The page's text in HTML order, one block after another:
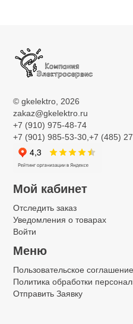
© gkelektro , 2026
zakaz@gkelektro.ru
+7 (910) 975-48-74
+7 (901) 985-53-30,+7 (485)
Мой кабинет
Отследить заказ
Уведомления о товарах
Войти
Меню
Пользовательское соглашение
Политика обработки
Отправить Заявку